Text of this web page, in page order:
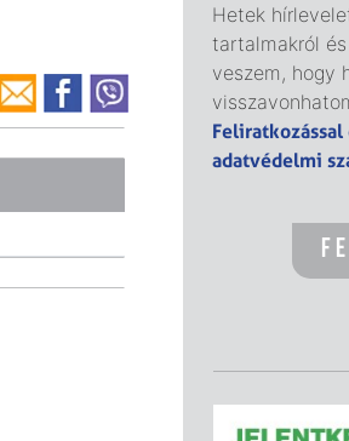
Hetek
tartalmakról
veszem, hogy
adatvédelmi